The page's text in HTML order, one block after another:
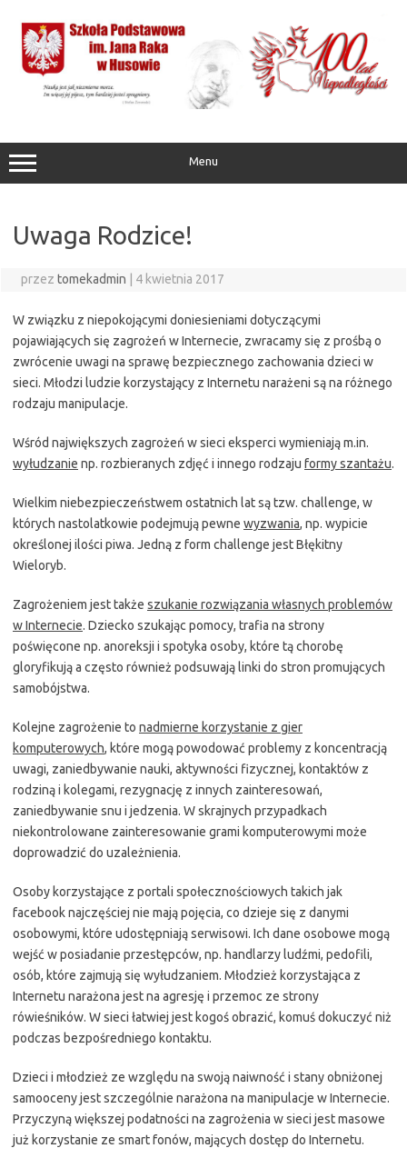
treści
Menu
Uwaga Rodzice!
przez tomekadmin | 4 kwietnia 2017
W związku z niepokojącymi doniesieniami dotyczącymi
pojawiających się zagrożeń w Internecie, zwracamy się z prośbą o
zwrócenie uwagi na sprawę bezpiecznego zachowania dzieci w
sieci. Młodzi ludzie korzystający z Internetu narażeni są na różnego
rodzaju manipulacje.
Wśród największych zagrożeń w sieci eksperci wymieniają m.in.
wyłudzanie np. rozbieranych zdjęć i innego rodzaju formy szantażu.
Wielkim niebezpieczeństwem ostatnich lat są tzw. challenge, w
których nastolatkowie podejmują pewne wyzwania, np. wypicie
określonej ilości piwa. Jedną z form challenge jest Błękitny
Wieloryb.
Zagrożeniem jest także szukanie rozwiązania własnych problemów
w Internecie. Dziecko szukając pomocy, trafia na strony
poświęcone np. anoreksji i spotyka osoby, które tą chorobę
gloryfikują a często również podsuwają linki do stron promujących
samobójstwa.
Kolejne zagrożenie to nadmierne korzystanie z gier
komputerowych, które mogą powodować problemy z koncentracją
uwagi, zaniedbywanie nauki, aktywności fizycznej, kontaktów z
rodziną i kolegami, rezygnację z innych zainteresowań,
zaniedbywanie snu i jedzenia. W skrajnych przypadkach
niekontrolowane zainteresowanie grami komputerowymi może
doprowadzić do uzależnienia.
Osoby korzystające z portali społecznościowych takich jak
facebook najczęściej nie mają pojęcia, co dzieje się z danymi
osobowymi, które udostępniają serwisowi. Ich dane osobowe mogą
wejść w posiadanie przestępców, np. handlarzy ludźmi, pedofili,
osób, które zajmują się wyłudzaniem. Młodzież korzystająca z
Internetu narażona jest na agresję i przemoc ze strony
rówieśników. W sieci łatwiej jest kogoś obrazić, komuś dokuczyć niż
podczas bezpośredniego kontaktu.
Dzieci i młodzież ze względu na swoją naiwność i stany obniżonej
samooceny jest szczególnie narażona na manipulacje w Internecie.
Przyczyną większej podatności na zagrożenia w sieci jest masowe
już korzystanie ze smart fonów, mających dostęp do Internetu.